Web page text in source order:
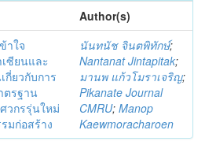
Author(s)
าใจ
ซียนและ
กี่ยวกับการ
รฐาน
วกรรุ่นใหม่
มก่อสร้าง
นันทนัช จินตพิทักษ์;
Nantanat Jintapitak;
มานพ แก้วโมราเจริญ;
Pikanate Journal
CMRU; Manop
Kaewmoracharoen